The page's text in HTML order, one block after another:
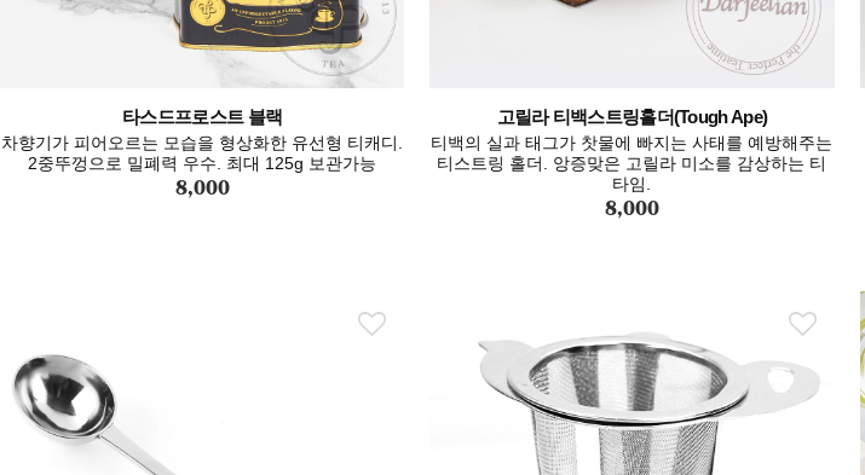
타스드프로스트 블랙
차향기가 피어오르는 모습을 형상화한 유선형 티캐디.
2중뚜껑으로 밀폐력 우수. 최대 125g 보관가능
8,000
고릴라 티백스트링홀더(Tough Ape)
티백의 실과 태그가 찻물에 빠지는 사태를 예방해주는
티스트링 홀더. 앙증맞은 고릴라 미소를 감상하는 티
타임.
8,000